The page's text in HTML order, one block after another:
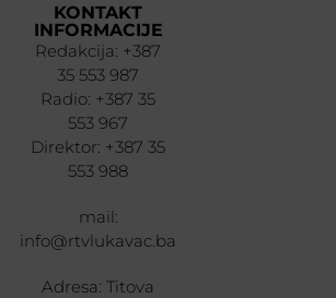
KONTAKT
INFORMACIJE
Redakcija: +387
35 553 987
Radio: +387 35
553 967
Direktor: +387 35
553 988
mail:
info@rtvlukavac.ba
Adresa: Titova